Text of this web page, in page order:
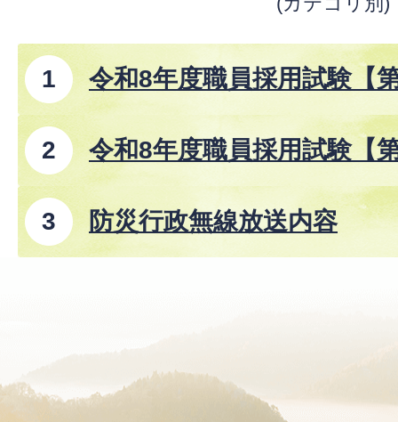
令和8年度職員採用試験【
令和8年度職員採用試験【
防災行政無線放送内容